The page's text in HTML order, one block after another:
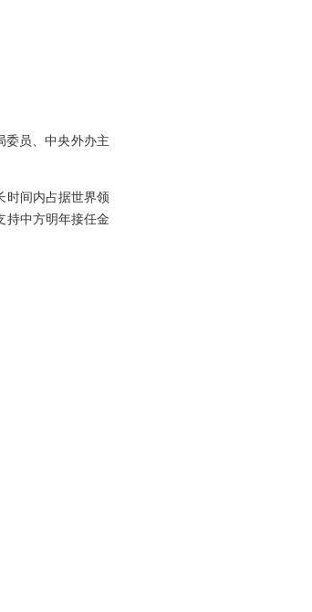
委员、中央外办主
时间内占据世界领
持中方明年接任金